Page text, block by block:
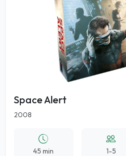
Space Alert
2008
45 min 1-5